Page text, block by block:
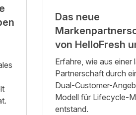
Das neue
von HelloFresh
Erfahre, wie aus einer
Partnerschaft durch
Dual-Customer-
Modell für Lifecycle-
entstand.